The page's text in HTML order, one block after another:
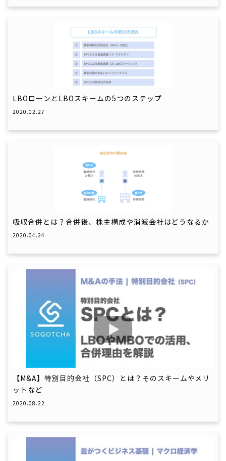
LBOローンとLBOスキームの5つのステップ
2020.02.27
吸収合併とは？合併後、株主構成や消滅会社はどうなるか
2020.04.24
【M&A】特別目的会社（SPC）とは？そのスキームやメリ
ットなど
2020.08.22